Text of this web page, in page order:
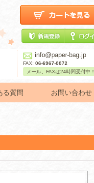
info@paper-bag.jp
FAX: 06-6967-0072
メール、FAXは24時間受付中！
る質問 お問い合わせ